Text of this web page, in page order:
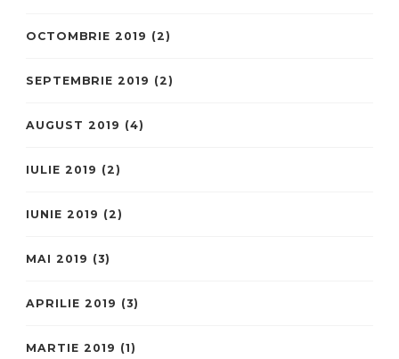
OCTOMBRIE 2019 (2)
SEPTEMBRIE 2019 (2)
AUGUST 2019 (4)
IULIE 2019 (2)
IUNIE 2019 (2)
MAI 2019 (3)
APRILIE 2019 (3)
MARTIE 2019 (1)